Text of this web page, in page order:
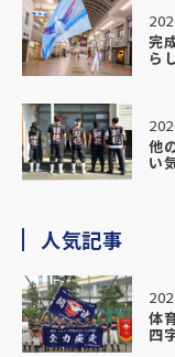
た。
生徒たちも上から
チームとしての一
す。
今回の部旗は、こ
に嬉しく思っていま
納期・対応・仕上
また機会がありま
す。
完
ら
他
い
人気記事
体
四